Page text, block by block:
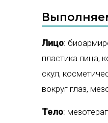
Лицо:
пластика лица,
скул,
вокруг глаз,
Тело: